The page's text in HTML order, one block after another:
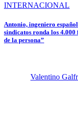
INTERNACIONAL
Antonio, ingeniero
sindicatos ronda los 4.000
de la persona”
Valentino